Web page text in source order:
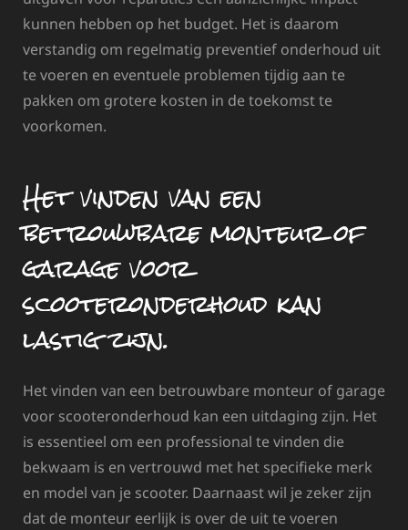
kunnen hebben op het budget. Het is daarom
verstandig om regelmatig preventief onderhoud uit
te voeren en eventuele problemen tijdig aan te
pakken om grotere kosten in de toekomst te
voorkomen.
Het vinden van een
betrouwbare monteur of
garage voor
scooteronderhoud kan
lastig zijn.
Het vinden van een betrouwbare monteur of garage
voor scooteronderhoud kan een uitdaging zijn. Het
is essentieel om een professional te vinden die
bekwaam is en vertrouwd met het specifieke merk
en model van je scooter. Daarnaast wil je zeker zijn
dat de monteur eerlijk is over de uit te voeren